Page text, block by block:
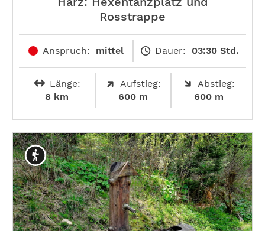
Rosstrappe
Anspruch: mittel Dauer: 03:30 Std.
Länge:
8 km
Aufstieg:
600 m
Abstieg:
600 m